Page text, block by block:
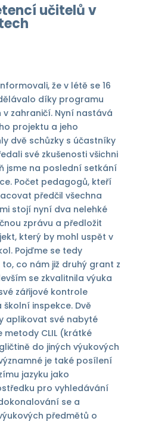
učitelů v
že v létě se 16
díky programu
v zahraničí. Nyní nastává
projektu a jeho
dvě schůzky s účastníky
své zkušenosti všichni
jsme na poslední setkání
Počet pedagogů, kteří
předčil všechna
stojí nyní dva nelehké
zprávu a předložit
který by mohl uspět v
Pojďme se tedy
co nám již druhý grant z
se zkvalitnila výuka
zářijové kontrole
inspekce. Dvě
aplikovat své nabyté
CLIL (krátké
do jiných výukových
je také posílení
jazyku jako
pro vyhledávání
se a
předmětů o